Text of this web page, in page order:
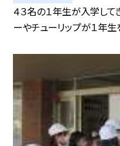
４３名の１年生が入学し
ーやチューリップが１年生